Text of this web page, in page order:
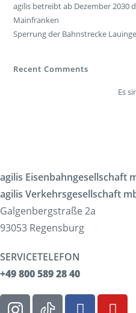
agilis betreibt ab Dezember 2030
Mainfranken
Sperrung der Bahnstrecke
Recent Comments
Es
agilis Eisenbahngesellschaft
agilis Verkehrsgesellschaft
Galgenbergstraße 2a
93053 Regensburg
SERVICETELEFON
+49 800 589 28 40